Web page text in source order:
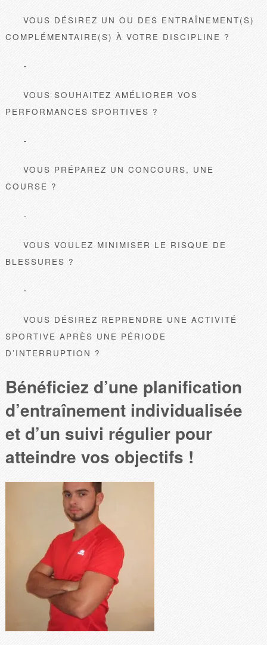
VOUS DÉSIREZ UN OU DES ENTRAÎNEMENT(S)
COMPLÉMENTAIRE(S) À VOTRE DISCIPLINE ?
VOUS SOUHAITEZ AMÉLIORER VOS
PERFORMANCES SPORTIVES ?
VOUS PRÉPAREZ UN CONCOURS, UNE
COURSE ?
VOUS VOULEZ MINIMISER LE RISQUE DE
BLESSURES ?
VOUS DÉSIREZ REPRENDRE UNE ACTIVITÉ
SPORTIVE APRÈS UNE PÉRIODE
D’INTERRUPTION ?
Bénéficiez d’une planification
d’entraînement individualisée
et d’un suivi régulier pour
atteindre vos objectifs !